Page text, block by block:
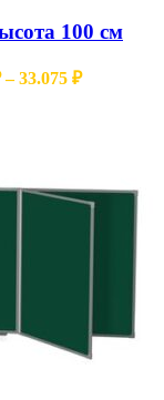
100 см
33.075 ₽